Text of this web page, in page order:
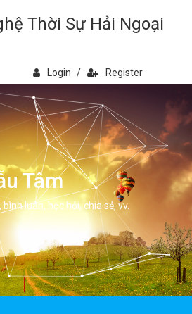
Thời Sự Hải Ngoại
Login / Register
Tâm
luân, học hỏi, chia sẻ, vv.